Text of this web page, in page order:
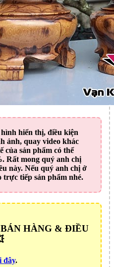
hiển thị, điều kiện
ảnh, quay video khác
của sản phẩm có thể
Rất mong quý anh chị
này. Nếu quý anh chị ở
trực tiếp sản phẩm nhé.
HÀNG & ĐIỀU
đây.